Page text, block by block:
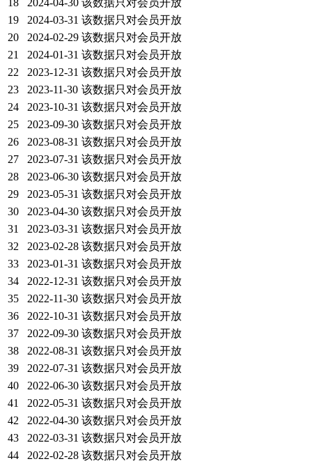
18
2024-04-30 该数据只对会员开放
19
2024-03-31 该数据只对会员开放
20
2024-02-29 该数据只对会员开放
21
2024-01-31 该数据只对会员开放
22
2023-12-31 该数据只对会员开放
23
2023-11-30 该数据只对会员开放
24
2023-10-31 该数据只对会员开放
25
2023-09-30 该数据只对会员开放
26
2023-08-31 该数据只对会员开放
27
2023-07-31 该数据只对会员开放
28
2023-06-30 该数据只对会员开放
29
2023-05-31 该数据只对会员开放
30
2023-04-30 该数据只对会员开放
31
2023-03-31 该数据只对会员开放
32
2023-02-28 该数据只对会员开放
33
2023-01-31 该数据只对会员开放
34
2022-12-31 该数据只对会员开放
35
2022-11-30 该数据只对会员开放
36
2022-10-31 该数据只对会员开放
37
2022-09-30 该数据只对会员开放
38
2022-08-31 该数据只对会员开放
39
2022-07-31 该数据只对会员开放
40
2022-06-30 该数据只对会员开放
41
2022-05-31 该数据只对会员开放
42
2022-04-30 该数据只对会员开放
43
2022-03-31 该数据只对会员开放
44
2022-02-28 该数据只对会员开放